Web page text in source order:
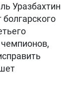
Уразбахтин